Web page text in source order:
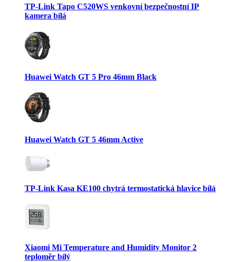
TP-Link Tapo C520WS venkovní bezpečnostní IP
kamera bílá
Huawei Watch GT 5 Pro 46mm Black
Huawei Watch GT 5 46mm Active
TP-Link Kasa KE100 chytrá termostatická hlavice bílá
Xiaomi Mi Temperature and Humidity Monitor 2
teploměr bílý